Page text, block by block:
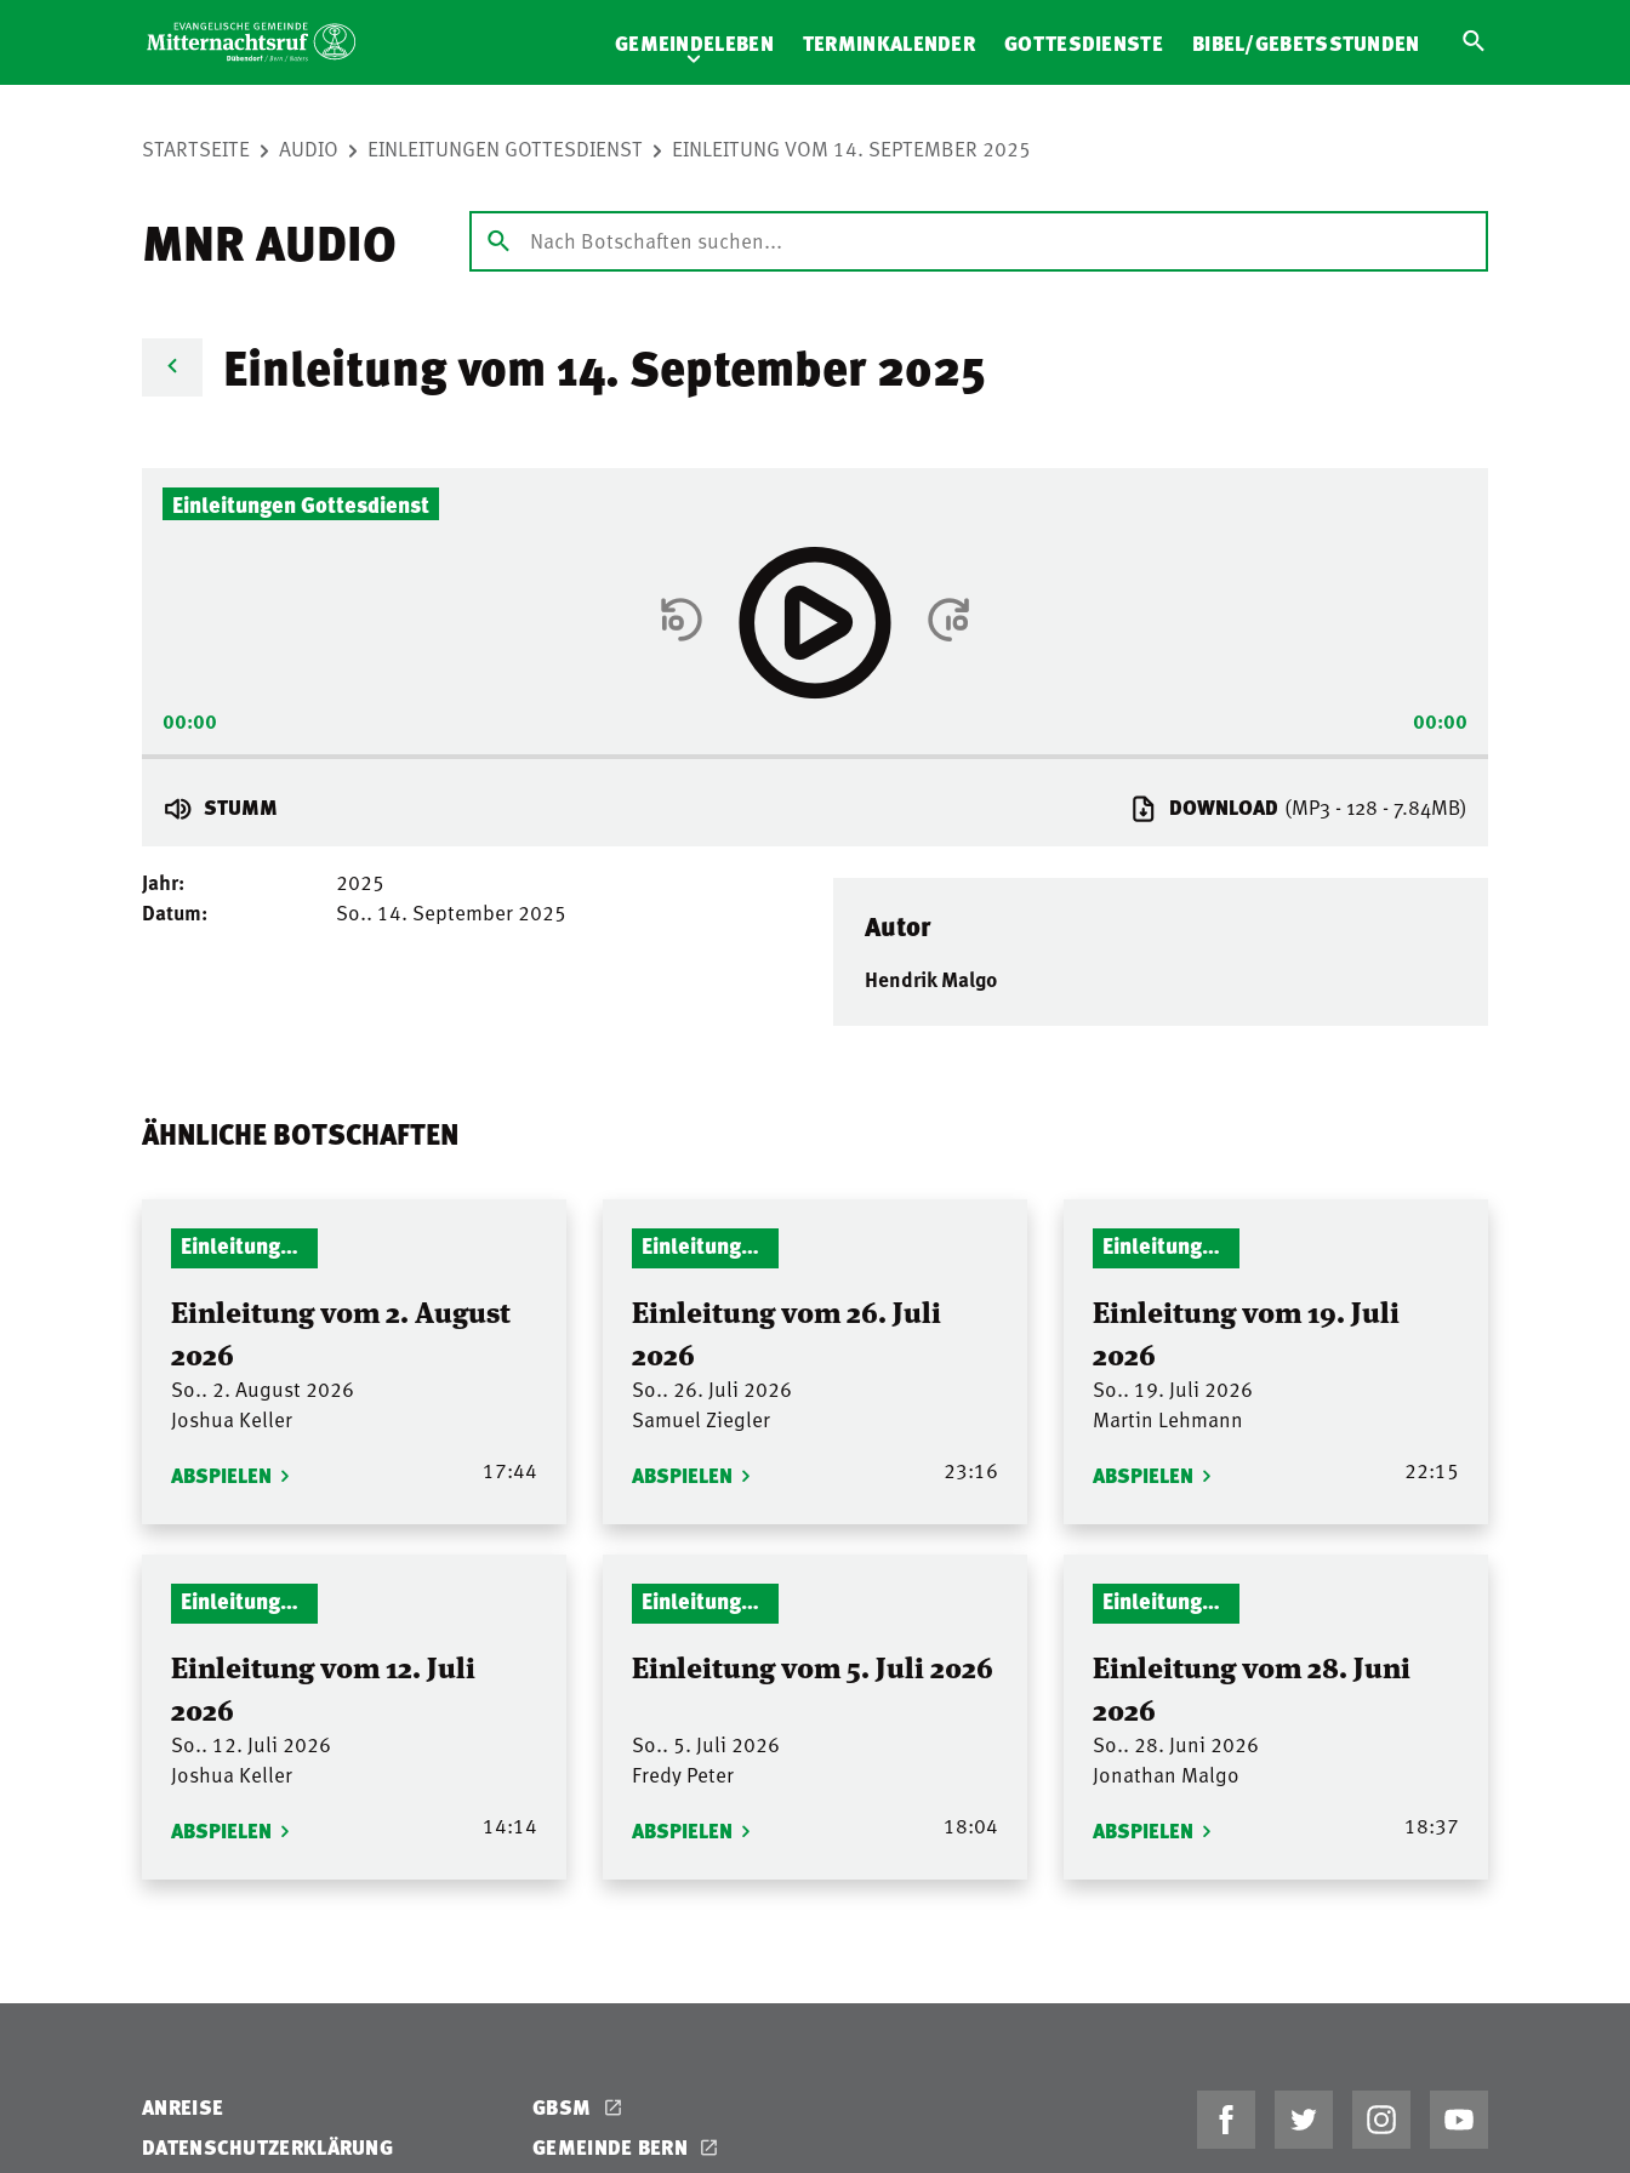
GEMEINDELEBEN TERMINKALENDER GOTTESDIENSTE BIBEL/GEBETSSTUNDEN
STARTSEITE AUDIO EINLEITUNGEN GOTTESDIENST EINLEITUNG VOM 14. SEPTEMBER 2025
MNR AUDIO
Einleitung vom 14. September 2025
Einleitungen Gottesdienst
Audio-
00:00 00:00
STUMM DOWNLOAD (MP3 - 128 - 7.84MB)
Jahr:
2025
Datum:
So.. 14. September 2025 Autor
Hendrik Malgo
ÄHNLICHE BOTSCHAFTEN
Einleitungen Gottesdienst
Einleitung vom 2. August
2026
So.. 2. August 2026
Joshua Keller
ABSPIELEN 17:44
Einleitungen Gottesdienst
Einleitung vom 26. Juli
2026
So.. 26. Juli 2026
Samuel Ziegler
ABSPIELEN 23:16
Einleitungen Gottesdienst
Einleitung vom 19. Juli
2026
So.. 19. Juli 2026
Martin Lehmann
ABSPIELEN 22:15
Einleitungen Gottesdienst
Einleitung vom 12. Juli
2026
So.. 12. Juli 2026
Joshua Keller
ABSPIELEN 14:14
Einleitungen Gottesdienst
Einleitung vom 5. Juli 2026
So.. 5. Juli 2026
Fredy Peter
ABSPIELEN 18:04
Einleitungen Gottesdienst
Einleitung vom 28. Juni
2026
So.. 28. Juni 2026
Jonathan Malgo
ABSPIELEN 18:37
ANREISE
DATENSCHUTZERKLÄRUNG
GBSM
GEMEINDE BERN